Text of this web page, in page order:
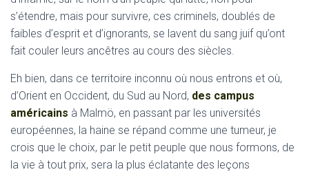
s’étendre, mais pour survivre, ces criminels, doublés de
faibles d’esprit et d’ignorants, se lavent du sang juif qu’ont
fait couler leurs ancêtres au cours des siècles.
Eh bien, dans ce territoire inconnu où nous entrons et où,
d’Orient en Occident, du Sud au Nord, des campus
américains à Malmö, en passant par les universités
européennes, la haine se répand comme une tumeur, je
crois que le choix, par le petit peuple que nous formons, de
la vie à tout prix, sera la plus éclatante des leçons